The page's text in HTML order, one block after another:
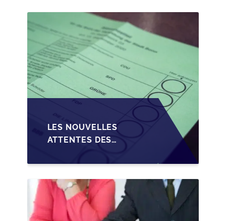
LES NOUVELLES
ATTENTES DES
TRANSMISSION DES
PME BELGES